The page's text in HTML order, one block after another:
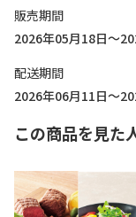
販売期間
2026年05月18日～
配送期間
2026年06月11日～
この商品を見た